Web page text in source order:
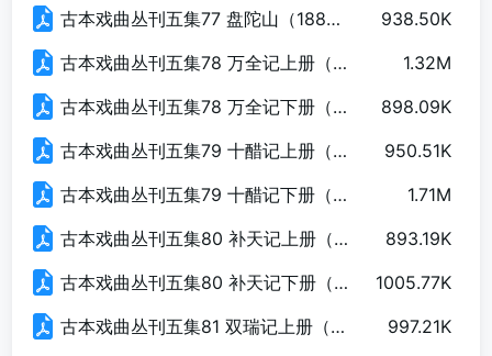
古本戏曲丛刊五集77 盘陀山（188页）.pdf
938.50K
古本戏曲丛刊五集78 万全记上册（138页）.pdf
1.32M
古本戏曲丛刊五集78 万全记下册（151页）.pdf
898.09K
古本戏曲丛刊五集79 十醋记上册（179页）.pdf
950.51K
古本戏曲丛刊五集79 十醋记下册（187页）.pdf
1.71M
古本戏曲丛刊五集80 补天记上册（179页）.pdf
893.19K
古本戏曲丛刊五集80 补天记下册（161页）.pdf
1005.77K
古本戏曲丛刊五集81 双瑞记上册（185页）.pdf
997.21K